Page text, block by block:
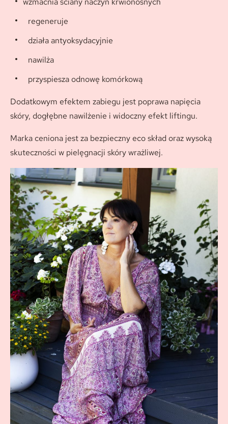
regeneruje
działa antyoksydacyjnie
nawilża
przyspiesza odnowę komórkową
Dodatkowym efektem zabiegu jest poprawa napięcia
skóry, dogłębne nawilżenie i widoczny efekt liftingu.
Marka ceniona jest za bezpieczny eco skład oraz wysoką
skuteczności w pielęgnacji skóry wrażliwej.